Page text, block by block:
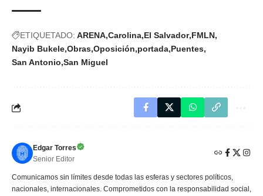
ETIQUETADO: ARENA Carolina El Salvador FMLN
Nayib Bukele Obras Oposición portada Puentes
San Antonio San Miguel
Edgar Torres
Senior Editor
Comunicamos sin límites desde todas las esferas y sectores políticos,
nacionales, internacionales. Comprometidos con la responsabilidad social,